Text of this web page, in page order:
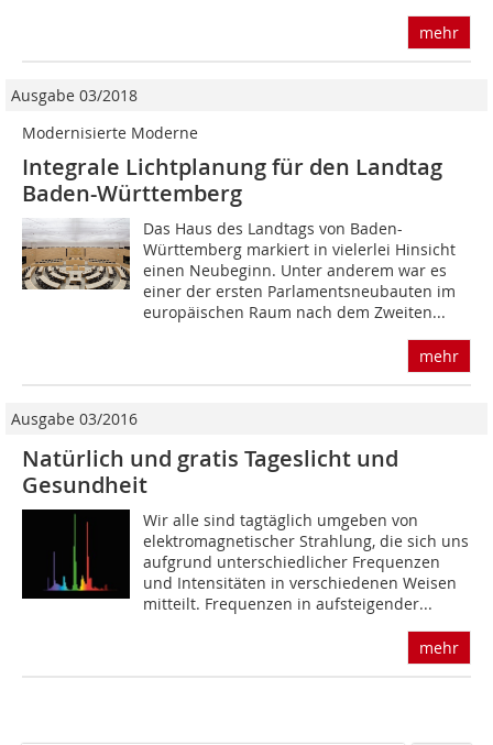
mehr
Ausgabe 03/2018
Modernisierte Moderne
Integrale Lichtplanung für den Landtag
Baden-Württemberg
Das Haus des Landtags von Baden-
Württemberg markiert in vielerlei Hinsicht
einen Neubeginn. Unter anderem war es
einer der ersten Parlamentsneubauten im
europäischen Raum nach dem Zweiten...
mehr
Ausgabe 03/2016
Natürlich und gratis Tageslicht und
Gesundheit
Wir alle sind tagtäglich umgeben von
elektromagnetischer Strahlung, die sich uns
aufgrund unterschiedlicher Frequenzen
und Intensitäten in verschiedenen Weisen
mitteilt. Frequenzen in aufsteigender...
mehr